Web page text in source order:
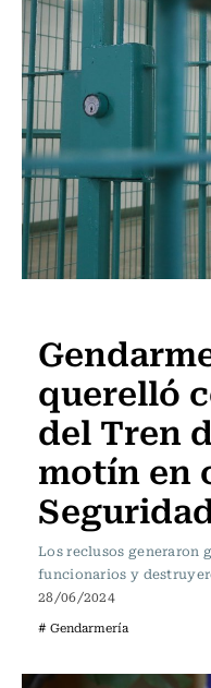
querelló
del Tren
motín en
Los reclusos generaron
funcionarios y
28/06/2024
# Gendarmería